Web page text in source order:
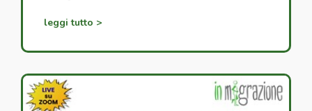
leggi tutto >